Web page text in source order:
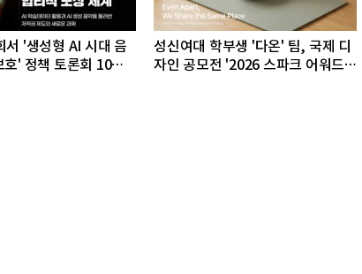
서 '생성형 AI 시대 음
호' 정책 토론회 10일
성신여대 학부생 '다온' 팀, 국제 디
자인 공모전 '2026 스파크 어워드'